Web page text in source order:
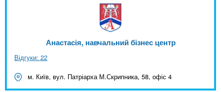
Анастасія, навчальний бізнес центр
Відгуки: 22
м. Київ, вул. Патріарха М.Скрипника, 58, офіс 4